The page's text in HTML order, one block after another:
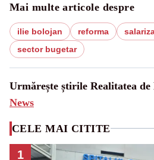
Mai multe articole despre
ilie bolojan reforma
sector bugetar
Urmărește știrile Realitatea de
News
CELE MAI CITITE
1